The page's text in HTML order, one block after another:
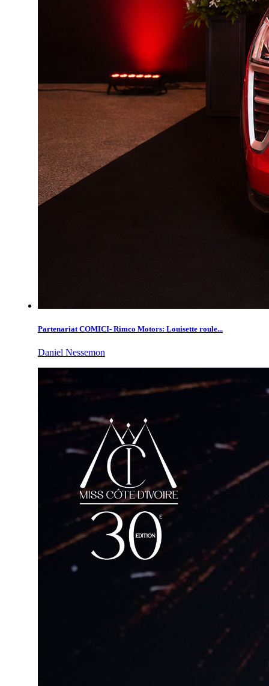
Partenariat COMICI- Rimco Motors: Louisette roule...
Daniel Nessemon